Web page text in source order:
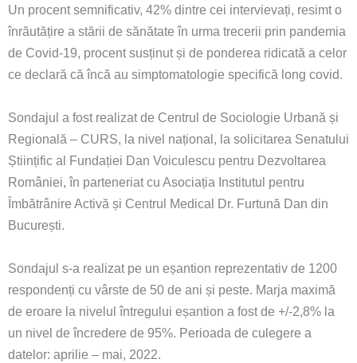
Un procent semnificativ, 42% dintre cei intervievați, resimt o
înrăutățire a stării de sănătate în urma trecerii prin pandemia
de Covid-19, procent susținut și de ponderea ridicată a celor
ce declară că încă au simptomatologie specifică long covid.
Sondajul a fost realizat de Centrul de Sociologie Urbană și
Regională – CURS, la nivel național, la solicitarea Senatului
Științific al Fundației Dan Voiculescu pentru Dezvoltarea
României, în parteneriat cu Asociația Institutul pentru
Îmbătrânire Activă și Centrul Medical Dr. Furtună Dan din
București.
Sondajul s-a realizat pe un eșantion reprezentativ de 1200
respondenți cu vârste de 50 de ani și peste. Marja maximă
de eroare la nivelul întregului eșantion a fost de +/-2,8% la
un nivel de încredere de 95%. Perioada de culegere a
datelor: aprilie – mai, 2022.